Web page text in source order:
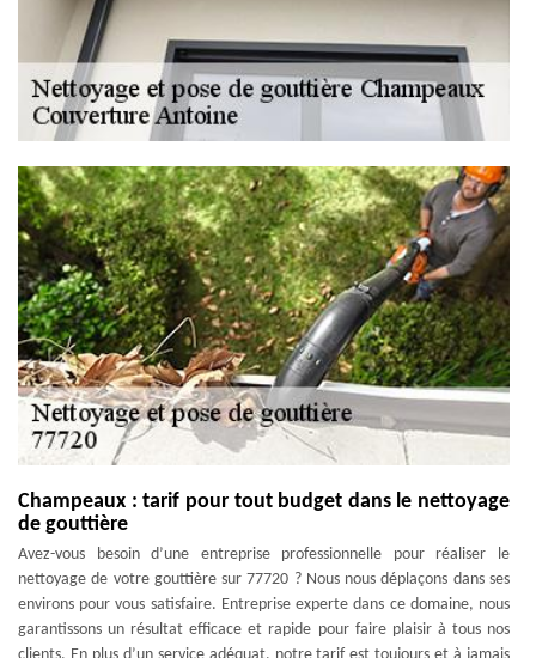
Champeaux : tarif pour tout budget dans le nettoyage
de gouttière
Avez-vous besoin d’une entreprise professionnelle pour réaliser le
nettoyage de votre gouttière sur 77720 ? Nous nous déplaçons dans ses
environs pour vous satisfaire. Entreprise experte dans ce domaine, nous
garantissons un résultat efficace et rapide pour faire plaisir à tous nos